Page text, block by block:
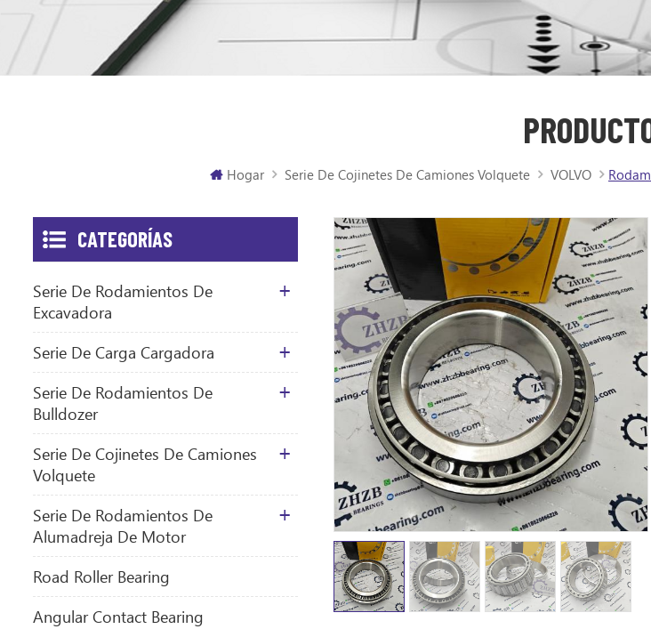
Hogar Serie De Cojinetes De Camiones Volquete VOLVO
CATEGORÍAS
Serie De Rodamientos De
Excavadora
Serie De Carga Cargadora
Serie De Rodamientos De
Bulldozer
Serie De Cojinetes De Camiones
Volquete
Serie De Rodamientos De
Alumadreja De Motor
​Road Roller Bearing
Angular Contact Bearing